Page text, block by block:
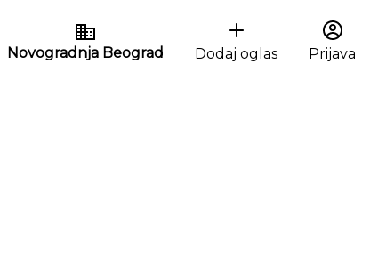
Novogradnja Beograd Dodaj oglas Prijava